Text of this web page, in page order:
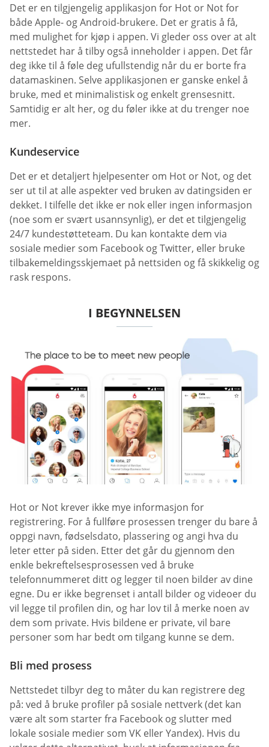
Det er en tilgjengelig applikasjon for Hot or Not for
både Apple- og Android-brukere. Det er gratis å få,
med mulighet for kjøp i appen. Vi gleder oss over at alt
nettstedet har å tilby også inneholder i appen. Det får
deg ikke til å føle deg ufullstendig når du er borte fra
datamaskinen. Selve applikasjonen er ganske enkel å
bruke, med et minimalistisk og enkelt grensesnitt.
Samtidig er alt her, og du føler ikke at du trenger noe
mer.
Kundeservice
Det er et detaljert hjelpesenter om Hot or Not, og det
ser ut til at alle aspekter ved bruken av datingsiden er
dekket. I tilfelle det ikke er nok eller ingen informasjon
(noe som er svært usannsynlig), er det et tilgjengelig
24/7 kundestøtteteam. Du kan kontakte dem via
sosiale medier som Facebook og Twitter, eller bruke
tilbakemeldingsskjemaet på nettsiden og få skikkelig og
rask respons.
I BEGYNNELSEN
Hot or Not krever ikke mye informasjon for
registrering. For å fullføre prosessen trenger du bare å
oppgi navn, fødselsdato, plassering og angi hva du
leter etter på siden. Etter det går du gjennom den
enkle bekreftelsesprosessen ved å bruke
telefonnummeret ditt og legger til noen bilder av dine
egne. Du er ikke begrenset i antall bilder og videoer du
vil legge til profilen din, og har lov til å merke noen av
dem som private. Hvis bildene er private, vil bare
personer som har bedt om tilgang kunne se dem.
Bli med prosess
Nettstedet tilbyr deg to måter du kan registrere deg
på: ved å bruke profiler på sosiale nettverk (det kan
være alt som starter fra Facebook og slutter med
lokale sosiale medier som VK eller Yandex). Hvis du